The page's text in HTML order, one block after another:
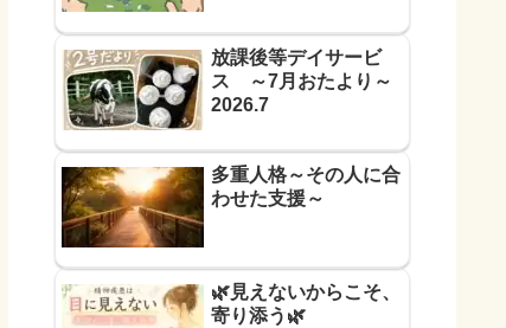
放課後等デイサービ
ス ～7月おたより～
2026.7
多重人格～その人に合
わせた支援～
🌿見えないからこそ、
寄り添う🌿